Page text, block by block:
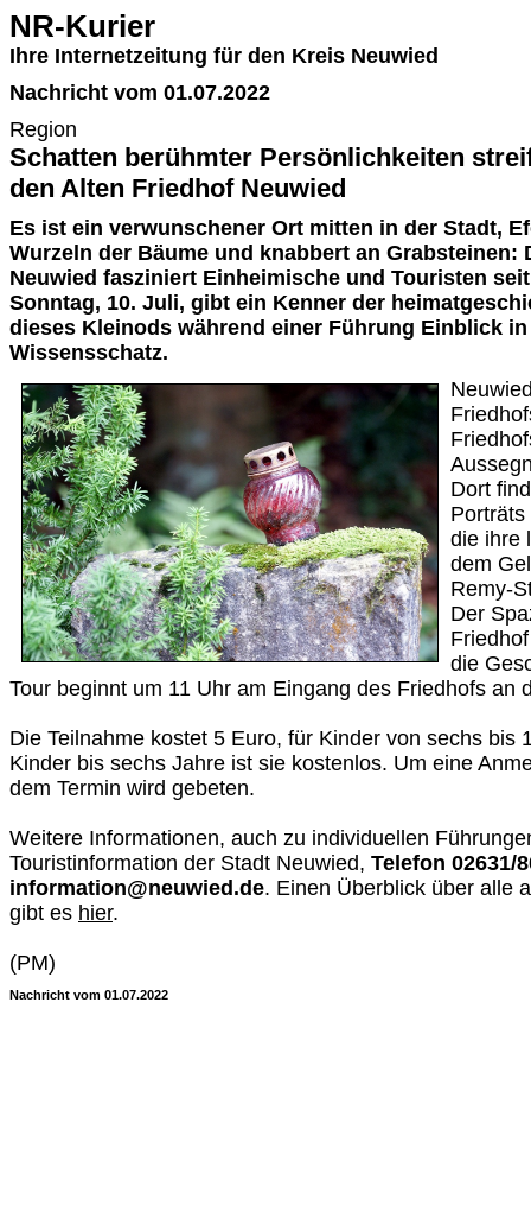
NR-Kurier
Ihre Internetzeitung für den Kreis Neuwied
Nachricht vom 01.07.2022
Region
Schatten berühmter Persönlichkeiten
den Alten Friedhof Neuwied
Es ist ein verwunschener Ort mitten in der Stadt,
Wurzeln der Bäume und knabbert an Grabsteinen:
Neuwied fasziniert Einheimische und Touristen
Sonntag, 10. Juli, gibt ein Kenner der
dieses Kleinods während einer Führung Einblick
Wissensschatz.
Dort
die ihre
dem
Remy-
Der
die
Tour beginnt um 11 Uhr am Eingang des Friedhofs an
Die Teilnahme kostet 5 Euro, für Kinder von sechs bis
Kinder bis sechs Jahre ist sie kostenlos. Um eine
dem Termin wird gebeten.
Weitere Informationen, auch zu individuellen
Touristinformation der Stadt Neuwied, Telefon 02631/
information@neuwied.de. Einen Überblick über alle
gibt es hier.
(PM)
Nachricht vom 01.07.2022